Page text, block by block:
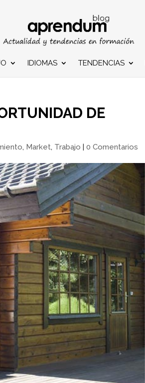
IDIOMAS TENDENCIAS
DE
, Market, Trabajo |0 Comentarios